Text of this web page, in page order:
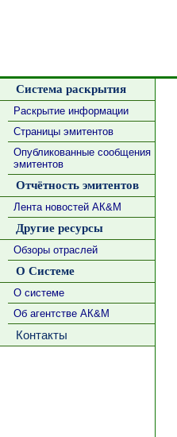
Система раскрытия
Раскрытие информации
Страницы эмитентов
Опубликованные сообщения
эмитентов
Отчётность эмитентов
Лента новостей АК&М
Другие ресурсы
Обзоры отраслей
О Системе
О системе
Об агентстве АК&М
Контакты